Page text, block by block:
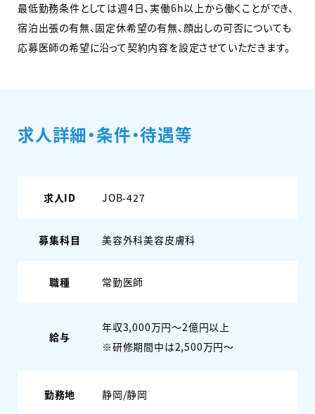
最低勤務条件としては週4日、実働6h以上から働くことができ、
宿泊出張の有無、固定休希望の有無、顔出しの可否についても
応募医師の希望に沿って契約内容を設定させていただきます。
求人詳細・条件・待遇等
求人ID JOB-427
募集科目 美容外科美容皮膚科
職種 常勤医師
給与
年収3,000万円～2億円以上
※研修期間中は2,500万円～
勤務地 静岡/静岡